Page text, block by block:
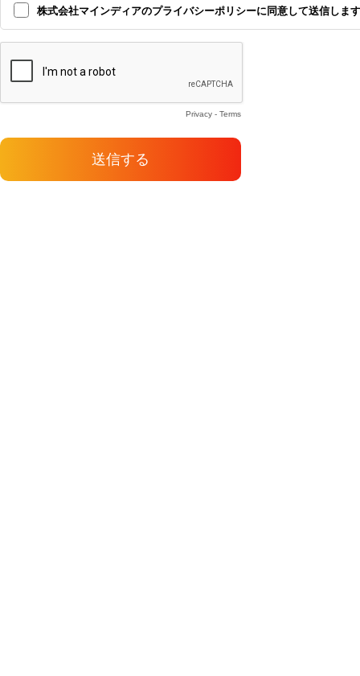
株式会社マインディアのプライバシーポリシーに同意して送信します
Privacy - Terms